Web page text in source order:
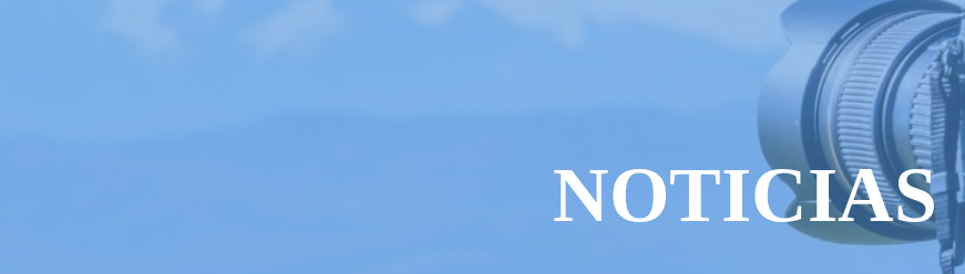
NOTICIAS